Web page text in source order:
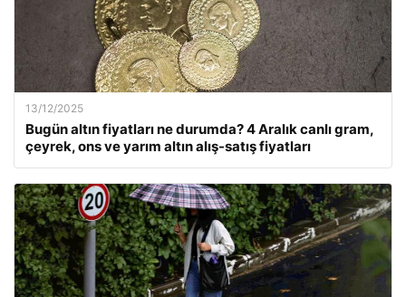
13/12/2025
Bugün altın fiyatları ne durumda? 4 Aralık canlı gram,
çeyrek, ons ve yarım altın alış-satış fiyatları